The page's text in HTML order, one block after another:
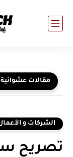
مقالات عشوائية
الشركات و
تصريح